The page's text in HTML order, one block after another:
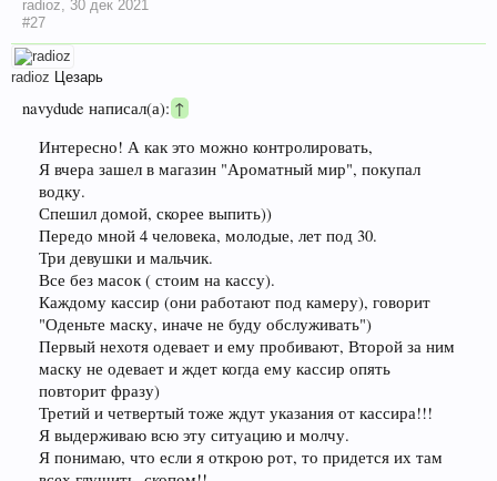
radioz, 30 дек 2021
#27
radioz Цезарь
navydude написал(а): ↑
Интересно! А как это можно контролировать,
Я вчера зашел в магазин "Ароматный мир", покупал
водку.
Спешил домой, скорее выпить))
Передо мной 4 человека, молодые, лет под 30.
Три девушки и мальчик.
Все без масок ( стоим на кассу).
Каждому кассир (они работают под камеру), говорит
"Оденьте маску, иначе не буду обслуживать")
Первый нехотя одевает и ему пробивают, Второй за ним
маску не одевает и ждет когда ему кассир опять
повторит фразу)
Третий и четвертый тоже ждут указания от кассира!!!
Я выдерживаю всю эту ситуацию и молчу.
Я понимаю, что если я открою рот, то придется их там